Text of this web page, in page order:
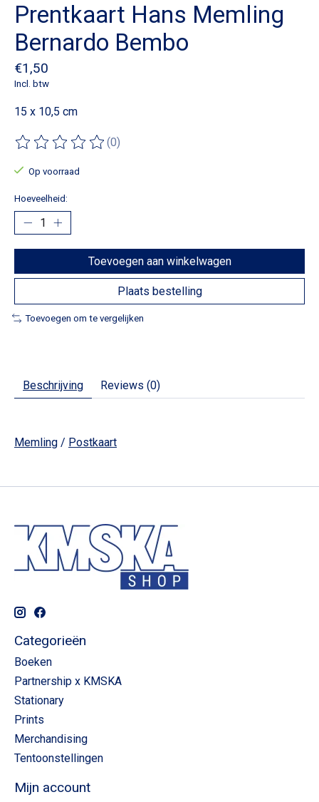
Prentkaart Hans Memling
Bernardo Bembo
€1,50
Incl. btw
15 x 10,5 cm
De beoordeling van dit product is
(0)
Op voorraad
Hoeveelheid:
Toevoegen aan winkelwagen
Plaats bestelling
Toevoegen om te vergelijken
Beschrijving Reviews (0)
Memling / Postkaart
Categorieën
Boeken
Partnership x KMSKA
Stationary
Prints
Merchandising
Tentoonstellingen
Mijn account